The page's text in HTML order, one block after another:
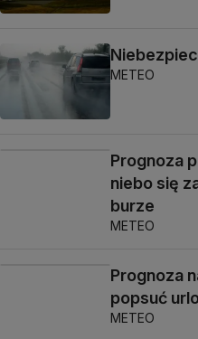
METEO
Prognoza
niebo się
burze
METEO
Prognoza
popsuć
METEO